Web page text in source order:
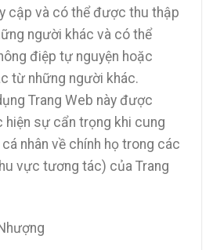
cập và có thể được thu thập
người khác và có thể
điệp tự nguyện hoặc
từ những người khác.
Trang Web này được
hiện sự cẩn trọng khi cung
nhân về chính họ trong các
vực tương tác) của Trang